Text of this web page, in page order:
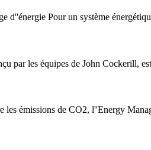
d''énergie Pour un système
par les équipes de John Cockerill,
les émissions de CO2, l''Energy